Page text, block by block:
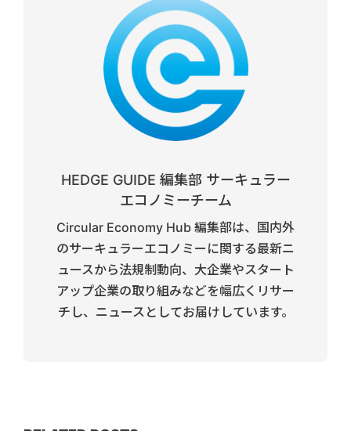
HEDGE GUIDE 編集部 サーキュラー
エコノミーチーム
Circular Economy Hub 編集部は、国内外
のサーキュラーエコノミーに関する最新ニ
ュースから法規制動向、大企業やスタート
アップ企業の取り組みなどを幅広くリサー
チし、ニュースとしてお届けしています。